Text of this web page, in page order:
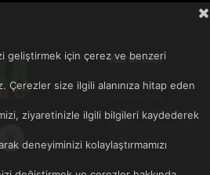
Kurumsal
Anasayfa
Sık Sorulan Sorular
Ödeme Güvenliği
Bize Ulaşın
geliştirmek için çerez ve benzeri
Çerezler size ilgili alanınıza hitap eden
ziyaretinizle ilgili bilgileri kaydederek
deneyiminizi kolaylaştırmamızı